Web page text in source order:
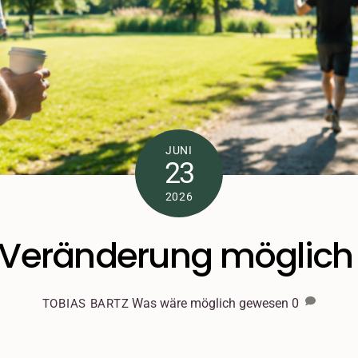
JUNI
23
2026
TOBIAS BARTZ Was wäre möglich gewesen 0